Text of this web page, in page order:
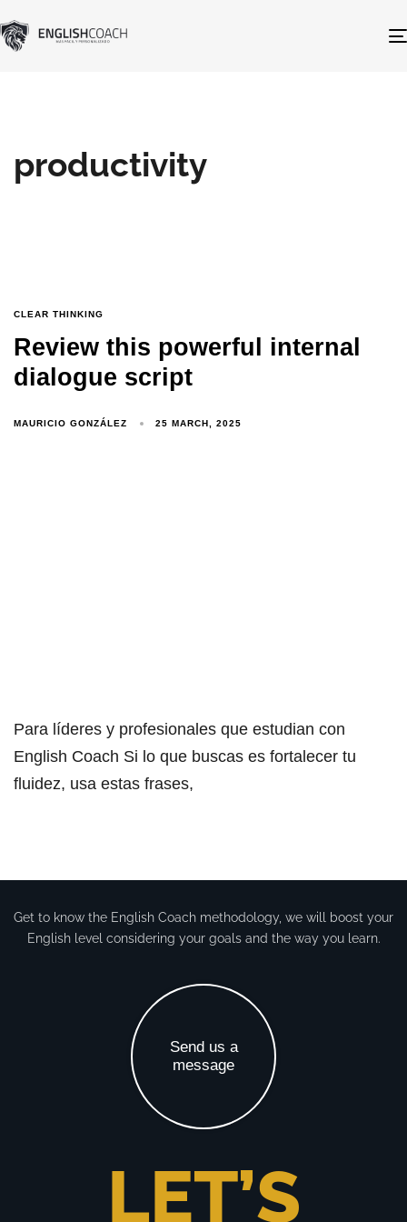
productivity
CLEAR THINKING
Review this powerful internal
dialogue script
MAURICIO GONZÁLEZ 25 MARCH, 2025
Para líderes y profesionales que estudian con
English Coach Si lo que buscas es fortalecer tu
fluidez, usa estas frases,
LET’S
Send us a
message
Get to know the English Coach methodology, we will boost your
English level considering your goals and the way you learn.